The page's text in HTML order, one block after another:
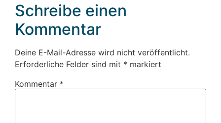
Schreibe einen
Kommentar
Deine E-Mail-Adresse wird nicht veröffentlicht.
Erforderliche Felder sind mit * markiert
Kommentar *